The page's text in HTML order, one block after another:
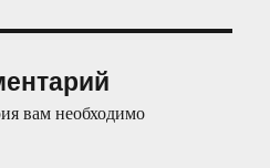
вам необходимо